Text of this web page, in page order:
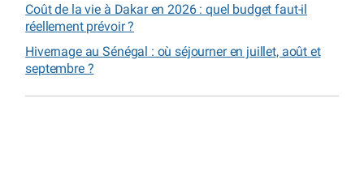
Coût de la vie à Dakar en 2026 : quel budget faut-il
réellement prévoir ?
Hivernage au Sénégal : où séjourner en juillet, août et
septembre ?